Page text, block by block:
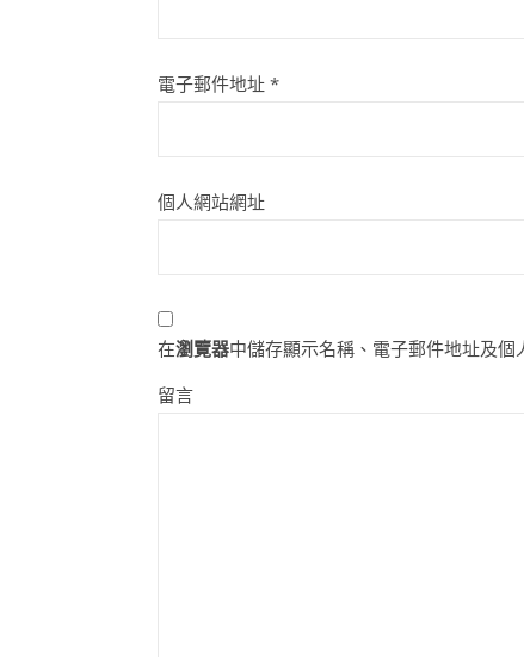
電子郵件地址 *
個人網站網址
在瀏覽器中儲存顯示名稱、電子郵件地址及
留言